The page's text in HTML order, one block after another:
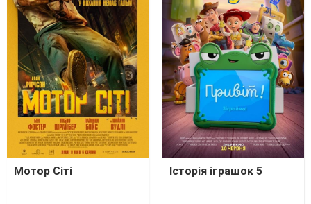
Мотор Сіті Історія іграшок 5